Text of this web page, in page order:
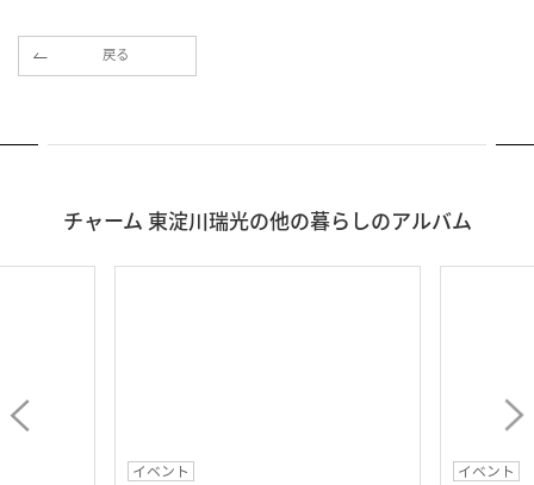
戻る
チャーム 東淀川瑞光の他の暮らしのアルバム
イベント
イベント